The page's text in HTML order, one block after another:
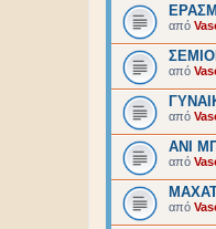
από
από
από
ΑΝΙ
από
από